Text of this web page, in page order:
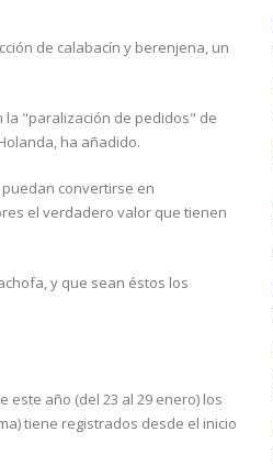
de calabacín y berenjena, un
la "paralización de pedidos" de
ha añadido.
convertirse en
el verdadero valor que tienen
y que sean éstos los
este año (del 23 al 29 enero) los
tiene registrados desde el inicio